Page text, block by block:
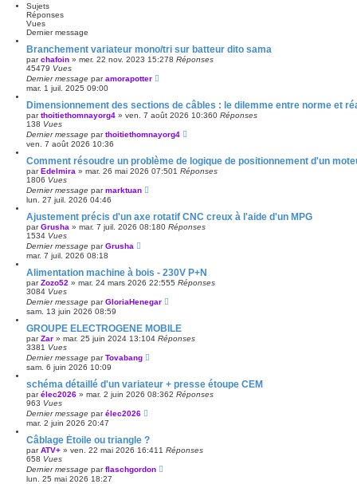
Sujets
Réponses
Vues
Dernier message
Branchement variateur mono/tri sur batteur dito sama
parchafoin » mer. 22 nov. 2023 15:278 Réponses
45479 Vues
Dernier message paramorapotter
mar. 1 juil. 2025 09:00
Dimensionnement des sections de câbles : le dilemme entre norme et
parthoitiethomnayorg4 » ven. 7 août 2026 10:360 Réponses
138 Vues
Dernier message parthoitiethomnayorg4
ven. 7 août 2026 10:36
Comment résoudre un problème de logique de positionnement d'un
parEdelmira » mar. 26 mai 2026 07:501 Réponses
1806 Vues
Dernier message parmarktuan
lun. 27 juil. 2026 04:46
Ajustement précis d'un axe rotatif CNC creux à l'aide d'un MPG
parGrusha » mar. 7 juil. 2026 08:180 Réponses
1534 Vues
Dernier message parGrusha
mar. 7 juil. 2026 08:18
Alimentation machine à bois - 230V P+N
parZozo52 » mar. 24 mars 2026 22:555 Réponses
3084 Vues
Dernier message parGloriaHenegar
sam. 13 juin 2026 08:59
GROUPE ELECTROGENE MOBILE
parZar » mar. 25 juin 2024 13:104 Réponses
3381 Vues
Dernier message parTovabang
sam. 6 juin 2026 10:09
schéma détaillé d'un variateur + presse étoupe CEM
parélec2026 » mar. 2 juin 2026 08:362 Réponses
963 Vues
Dernier message parélec2026
mar. 2 juin 2026 20:47
Câblage Étoile ou triangle ?
parATV+ » ven. 22 mai 2026 16:41 1 Réponses
658 Vues
Dernier message parflaschgordon
lun. 25 mai 2026 18:27